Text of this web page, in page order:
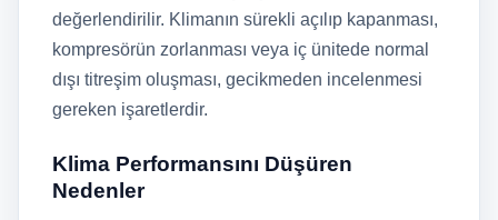
değerlendirilir. Klimanın sürekli açılıp kapanması,
kompresörün zorlanması veya iç ünitede normal
dışı titreşim oluşması, gecikmeden incelenmesi
gereken işaretlerdir.
Klima Performansını Düşüren
Nedenler